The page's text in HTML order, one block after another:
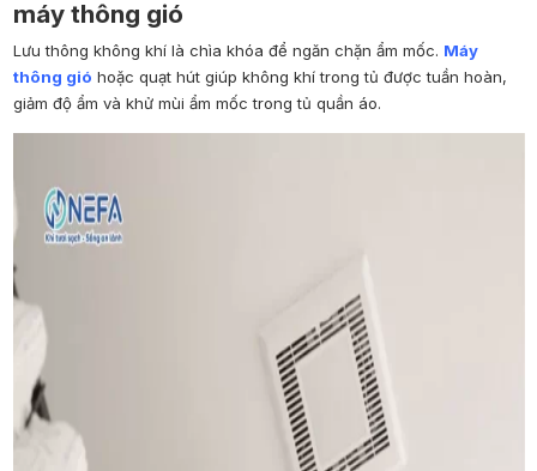
máy thông gió
Lưu thông không khí là chìa khóa để ngăn chặn ẩm mốc. Máy
thông gió hoặc quạt hút giúp không khí trong tủ được tuần hoàn,
giảm độ ẩm và khử mùi ẩm mốc trong tủ quần áo.